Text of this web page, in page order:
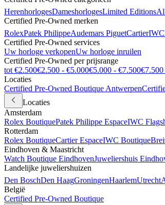
HerenhorlogesDameshorlogesLimited Editions
Certified Pre-Owned merken
RolexPatek PhilippeAudemars PiguetCartierIWC
Certified Pre-Owned services
Uw horloge verkopenUw horloge inruilen
Certified Pre-Owned per prijsrange
tot €2.500€2.500 - €5.000€5.000 - €7.500
Locaties
Certified Pre-Owned Boutique Antwerpen
Locaties
Amsterdam
Rolex BoutiquePatek Philippe EspaceIWC
Rotterdam
Rolex BoutiqueCartier EspaceIWC Boutique
Eindhoven & Maastricht
Watch Boutique EindhovenJuweliershuis
Landelijke juweliershuizen
Den BoschDen HaagGroningenHaarlemUtrecht
België
Certified Pre-Owned Boutique